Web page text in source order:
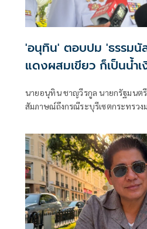
'อนุทิน' ตอบปม 'ธรรมนั
แดงผสมเขียว ก็เป็นน้ำ
นายอนุทิน ชาญวีรกูล นายกรัฐมนต
สัมภาษณ์ถึงกรณีระบุรีเซตกระทรวง